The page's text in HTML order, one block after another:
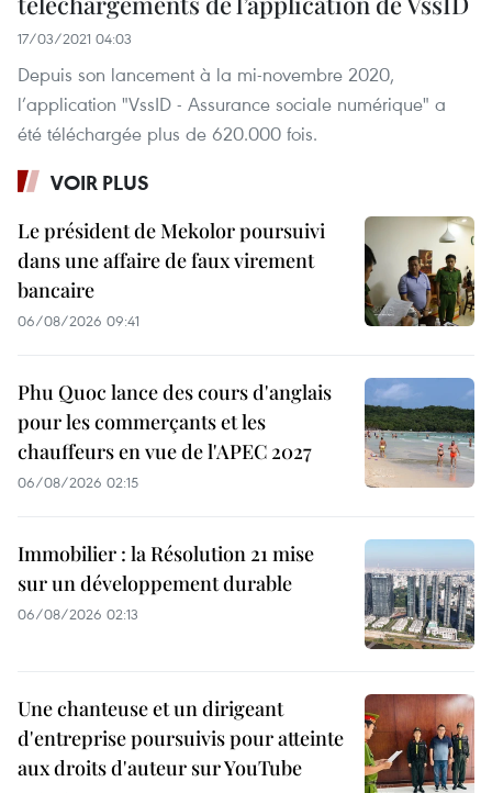
17/03/2021 04:03
Depuis son lancement à la mi-novembre 2020,
l’application "VssID - Assurance sociale numérique" a
été téléchargée plus de 620.000 fois.
VOIR PLUS
Le président de Mekolor poursuivi
dans une affaire de faux virement
bancaire
06/08/2026 09:41
Phu Quoc lance des cours d'anglais
pour les commerçants et les
chauffeurs en vue de l'APEC 2027
06/08/2026 02:15
Immobilier : la Résolution 21 mise
sur un développement durable
06/08/2026 02:13
Une chanteuse et un dirigeant
d'entreprise poursuivis pour atteinte
aux droits d'auteur sur YouTube